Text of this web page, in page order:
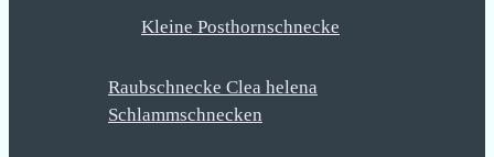
Kleine Posthornschnecke
Raubschnecke Clea helena
Schlammschnecken